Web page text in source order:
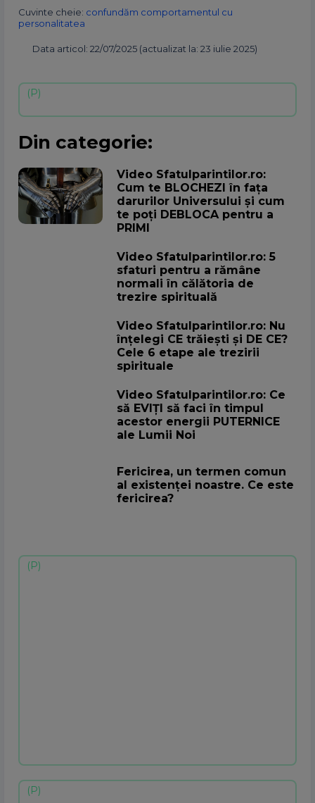
Cuvinte cheie: confundăm comportamentul cu
personalitatea
Data articol: 22/07/2025 (actualizat la: 23 iulie 2025)
Din categorie:
Video Sfatulparintilor.ro:
Cum te BLOCHEZI în fața
darurilor Universului și cum
te poți DEBLOCA pentru a
PRIMI
Video Sfatulparintilor.ro: 5
sfaturi pentru a rămâne
normali în călătoria de
trezire spirituală
Video Sfatulparintilor.ro: Nu
înțelegi CE trăiești și DE CE?
Cele 6 etape ale trezirii
spirituale
Video Sfatulparintilor.ro: Ce
să EVIȚI să faci în timpul
acestor energii PUTERNICE
ale Lumii Noi
Fericirea, un termen comun
al existenței noastre. Ce este
fericirea?